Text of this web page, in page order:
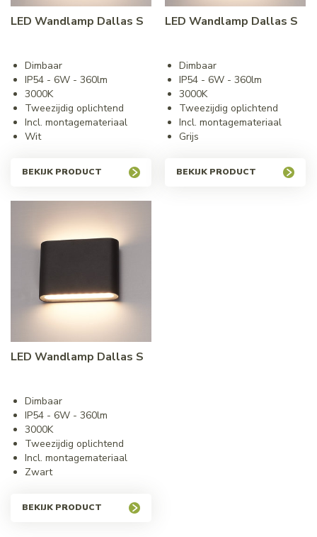
LED Wandlamp Dallas S
Dimbaar
IP54 - 6W - 360lm
3000K
Tweezijdig oplichtend
Incl. montagemateriaal
Wit
BEKIJK PRODUCT
LED Wandlamp Dallas S
Dimbaar
IP54 - 6W - 360lm
3000K
Tweezijdig oplichtend
Incl. montagemateriaal
Grijs
BEKIJK PRODUCT
LED Wandlamp Dallas S
Dimbaar
IP54 - 6W - 360lm
3000K
Tweezijdig oplichtend
Incl. montagemateriaal
Zwart
BEKIJK PRODUCT